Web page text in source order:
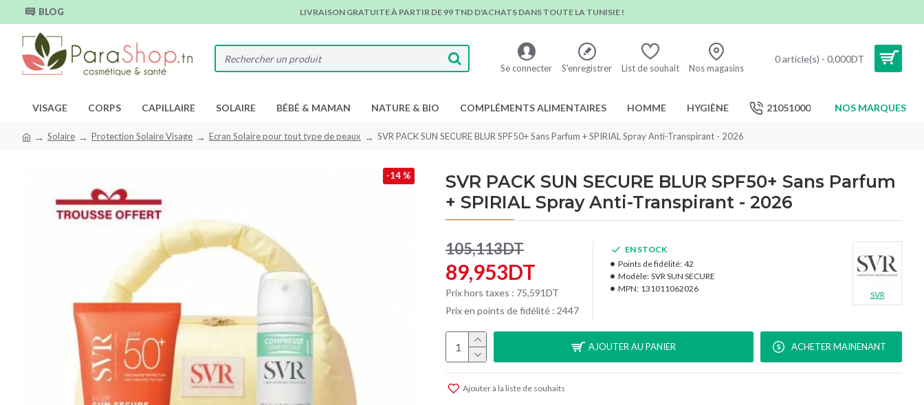
BLOG LIVRAISON GRATUITE À PARTIR DE 99 TND D'ACHATS DANS TOUTE LA TUNISIE !
Se connecter S'enregistrer List de souhait Nos magasins
0 article(s) - 0,000DT
VISAGE CORPS CAPILLAIRE SOLAIRE BÉBÉ & MAMAN NATURE & BIO COMPLÉMENTS ALIMENTAIRES HOMME HYGIÈNE 21051000 NOS MARQUES
Solaire Protection Solaire Visage Ecran Solaire pour tout type de peaux SVR PACK SUN SECURE BLUR SPF50+ Sans Parfum + SPIRIAL Spray Anti-Transpirant - 2026
-14 %
SVR PACK SUN SECURE BLUR SPF50+ Sans Parfum
+ SPIRIAL Spray Anti-Transpirant - 2026
89,953DT
105,113DT
Prix hors taxes : 75,591DT
Prix en points de fidélité : 2447
EN STOCK
Points de fidélité: 42
Modèle: SVR SUN SECURE
MPN: 131011062026
SVR
AJOUTER AU PANIER ACHETER MAINENANT
Ajouter à la liste de souhaits